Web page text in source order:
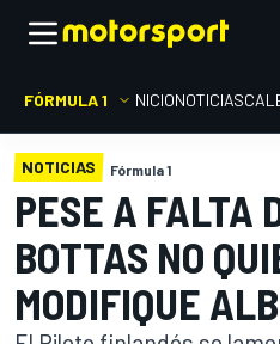
FÓRMULA 1 INICIONOTICIAS
NOTICIAS Fórmula 1
PESE A FALTA
BOTTAS NO
MODIFIQUE